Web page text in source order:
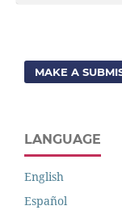
MAKE A
LANGUAGE
English
Español